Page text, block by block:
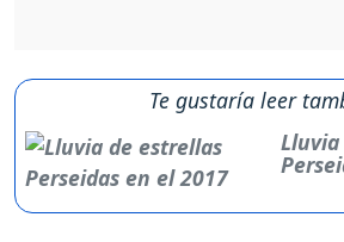
Te gustaría leer